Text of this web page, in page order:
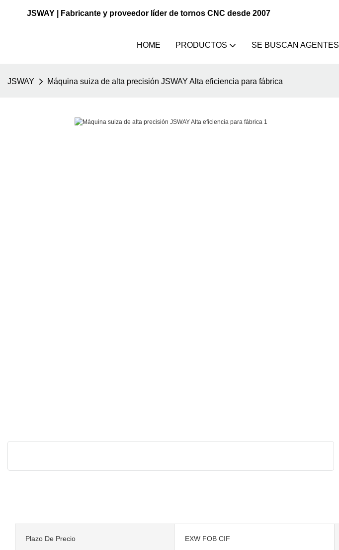
JSWAY | Fabricante y proveedor líder de tornos CNC desde 2007
HOME PRODUCTOS SE BUSCAN AGENTES
JSWAY Máquina suiza de alta precisión JSWAY Alta eficiencia para fábrica
Plazo De Precio EXW FOB CIF